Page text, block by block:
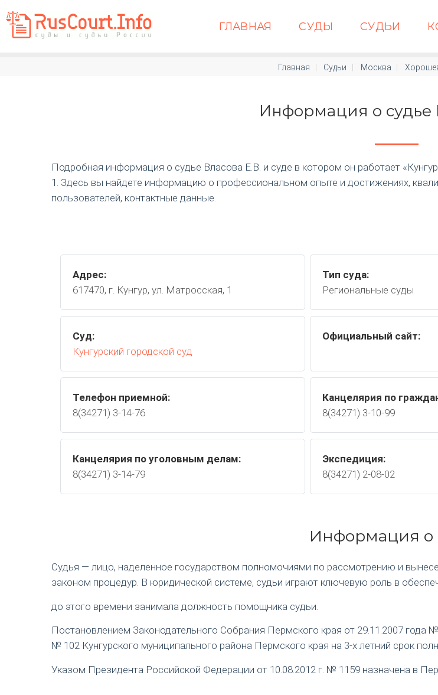
ГЛАВНАЯ СУДЫ СУДЬИ
Главная Судьи Москва
Информация о судье
Подробная информация о судье Власова Е.В. и суде в котором он работает
1. Здесь вы найдете информацию о профессиональном опыте и достижениях,
пользователей, контактные данные.
Адрес:
617470, г. Кунгур, ул. Матросская, 1
Тип суда:
Региональные суды
Суд:
Кунгурский городской суд
Официальный сайт:
Телефон приемной:
8(34271) 3-14-76
Канцелярия по
8(34271) 3-10-99
Канцелярия по уголовным делам:
8(34271) 3-14-79
Экспедиция:
8(34271) 2-08-02
Информация о
Судья — лицо, наделенное государством полномочиями по рассмотрению и
законом процедур. В юридической системе, судьи играют ключевую роль в
до этого времени занимала должность помощника судьи.
Постановлением Законодательного Собрания Пермского края от 29.11.2007 года
№ 102 Кунгурского муниципального района Пермского края на 3-х летний срок
Указом Президента Российской Федерации от 10.08.2012 г. № 1159 назначена в